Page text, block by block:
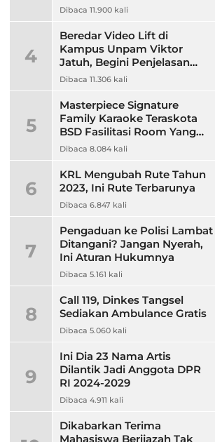
Dibaca 11.900 kali
4
Beredar Video Lift di
Kampus Unpam Viktor
Jatuh, Begini Penjelasan
Rektor Unpam
Dibaca 11.306 kali
5
Masterpiece Signature
Family Karaoke Teraskota
BSD Fasilitasi Room Yang
Nyaman dan Harga
Dibaca 8.084 kali
6
KRL Mengubah Rute Tahun
2023, Ini Rute Terbarunya
Dibaca 6.847 kali
7
Pengaduan ke Polisi Lambat
Ditangani? Jangan Nyerah,
Ini Aturan Hukumnya
Dibaca 5.161 kali
8
Call 119, Dinkes Tangsel
Sediakan Ambulance Gratis
Dibaca 5.060 kali
9
Ini Dia 23 Nama Artis
Dilantik Jadi Anggota DPR
RI 2024-2029
Dibaca 4.911 kali
Dikabarkan Terima
Mahasiswa Berijazah Tak